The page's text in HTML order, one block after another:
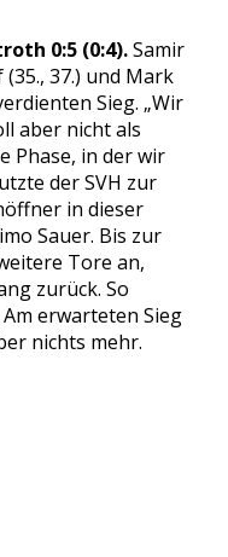
0:5 (0:4).Samir
37.) und Mark
Sieg. „Wir
aber nicht als
Phase, in der wir
der SVH zur
in dieser
Sauer. Bis zur
Tore an,
zurück. So
erwarteten Sieg
nichts mehr.